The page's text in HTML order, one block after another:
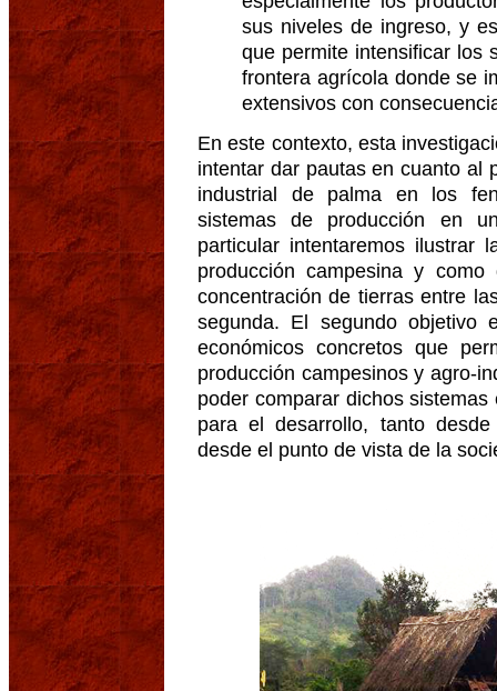
sus niveles de ingreso, y
que permite intensificar los
frontera agrícola donde se
extensivos con
En este contexto, esta
intentar dar pautas en cuanto al
industrial de palma en los
sistemas de producción en
particular intentaremos ilustrar
producción campesina y
concentración de tierras entre
segunda. El segundo objetivo
económicos concretos que
producción campesinos y agro-
poder comparar dichos
para el desarrollo, tanto
desde el punto de vista de la